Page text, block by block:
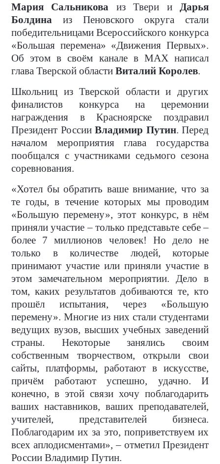
Мария Сальникова из Твери и Дарья
Болдина из Пеновского округа стали
победительницами Всероссийского конкурса
«Большая перемена» «Движения Первых».
Об этом в своём канале в MAX написал
глава Тверской области Виталий Королев.
Школьниц из Тверской области и других
финалистов конкурса на церемонии
награждения в Красноярске поздравил
Президент России Владимир Путин. Перед
началом мероприятия глава государства
пообщался с участниками седьмого сезона
соревнования.
«Хотел бы обратить ваше внимание, что за
те годы, в течение которых мы проводим
«Большую перемену», этот конкурс, в нём
приняли участие – только представьте себе –
более 7 миллионов человек! Но дело не
только в количестве людей, которые
принимают участие или приняли участие в
этом замечательном мероприятии. Дело в
том, каких результатов добиваются те, кто
прошёл испытания, через «Большую
перемену». Многие из них стали студентами
ведущих вузов, высших учебных заведений
страны. Некоторые занялись своим
собственным творчеством, открыли свои
сайты, платформы, работают в искусстве,
причём работают успешно, удачно. И
конечно, в этой связи хочу поблагодарить
ваших наставников, ваших преподавателей,
учителей, представителей бизнеса.
Поблагодарим их за это, поприветствуем их
всех аплодисментами», – отметил Президент
России Владимир Путин.